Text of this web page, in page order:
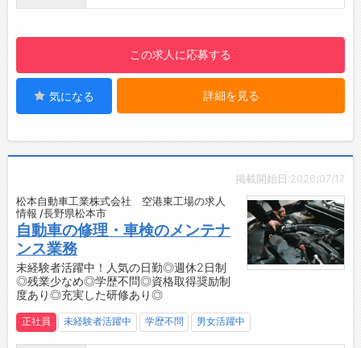
・残業ほぼ無し！月平均5時間程度！
・プライベートも仕事も充実できる環境です◎
【日祝お休み！】
・週休2日制（日・祝日、他交代制）となって
います。
ます♪
【研修制度・ステップアップ】
・現場でのOJT研修あり！
・費用負担なしで、各メーカ主催の研修や勉強
会へ参加可能！
・資格取得奨励制度あり！
・必要な資格に係る取得費用、教材費、旅費、
交通費などは会社負担！
この求人に応募する
気になる 詳細を見る
掲載開始日:2026/07/17
松本自動車工業株式会社 空港東工場の求人
情報 /長野県松本市
自動車の修理・車検のメンテナ
ンス業務
未経験者活躍中！人気の日勤◎週休2日制
◎残業少なめ◎学歴不問◎資格取得奨励制
度あり◎充実した研修あり◎
正社員 未経験者活躍中 学歴不問 男女活躍中